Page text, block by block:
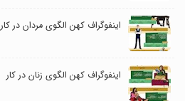
اینفوگراف کهن الگوی مردان در کار
اینفوگراف کهن الگوی زنان در کار